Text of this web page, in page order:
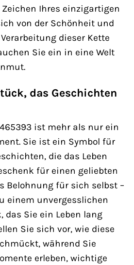
Ihres einzigartigen
von der Schönheit und
dieser Kette
Sie ein in eine Welt
das Geschichten
ist mehr als nur ein
Sie ist ein Symbol für
die das Leben
für einen geliebten
Belohnung für sich selbst –
einem unvergesslichen
das Sie ein Leben lang
Sie sich vor, wie diese
während Sie
erleben, wichtige